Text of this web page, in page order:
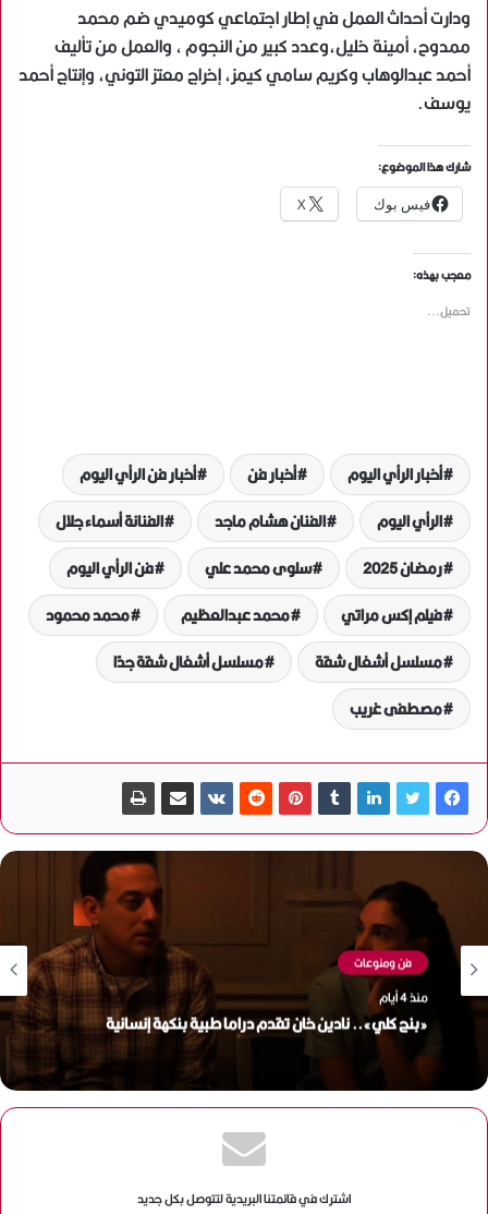
ودارت أحداث العمل في إطار اجتماعي كوميدي ضم محمد
ممدوح، أمينة خليل،وعدد كبير من النجوم ، والعمل من تأليف
أحمد عبدالوهاب وكريم سامي كيمز، إخراج معتز التوني، وإنتاج أحمد
يوسف.
شارك هذا الموضوع:
فيس بوك X
معجب بهذه:
تحميل...
أخبار الرأي اليوم أخبار فن
أخبار فن الرأي اليوم
الرأي اليوم
الفنان هشام ماجد
الفنانة أسماء جلال
رمضان 2025
سلوى محمد علي
فن الرأي اليوم
فيلم إكس مراتي
محمد عبدالعظيم
محمد محمود
مسلسل أشغال شقة
مسلسل أشغال شقة جدًا
مصطفى غريب
فن ومنوعات
منذ 4 أيام
«بنج كلي».. نادين خان تقدم دراما طبية بنكهة إنسانية
فن ومنوعات
منذ 4 أيام
أحمد مكي يوسّع رهاناته الفنية.. مسلسل عن «موسم صيد
الغزلان» وفيلمان يعيدان حضوره السينمائي
اشترك في قائمتنا البريدية لتتوصل بكل جديد